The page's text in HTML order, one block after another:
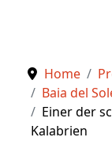
Home
Baia del
Einer der
Kalabrien